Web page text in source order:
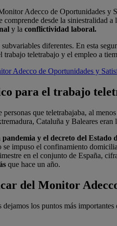
Adecco de Oportunidades y
comprende desde la siniestralidad
y la conflictividad laboral.
diferentes. En esta
trabajo teletrabajo y el empleo a
Adecco de Oportunidades y
para el trabajo
que teletrabajaba, al
Cataluña y Baleares
y el decreto del Estado
se impuso el confinamiento
en el conjunto de España,
que hace un año.
del Monitor
dejamos los puntos más